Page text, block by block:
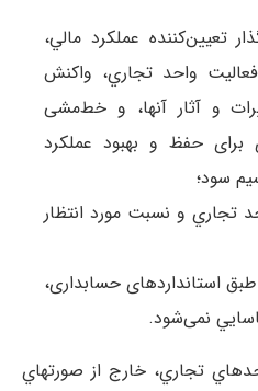
عملکرد مالي،
واحد تجاري، واکنش
و آثار آنها، و خط‌مشی
حفظ و بهبود عملکرد
سود؛
و نسبت مورد انتظار
حسابداری،
نمی‌شود.
تجاري، خارج از صورتهاي